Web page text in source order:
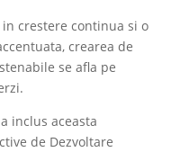
crestere continua si o
crearea de
se afla pe
inclus aceasta
de Dezvoltare